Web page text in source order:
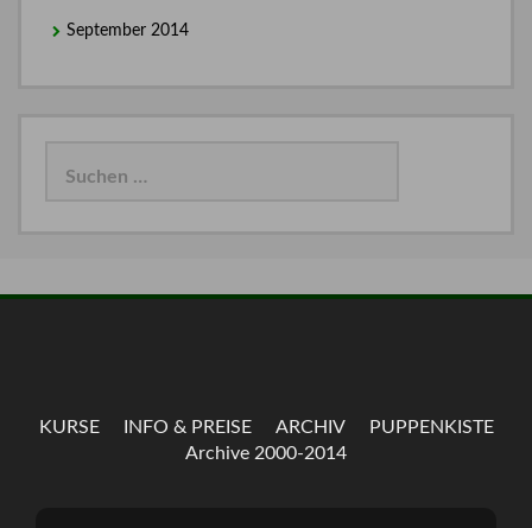
September 2014
KURSE INFO & PREISE ARCHIV
PUPPENKISTE
Archive 2000-2014